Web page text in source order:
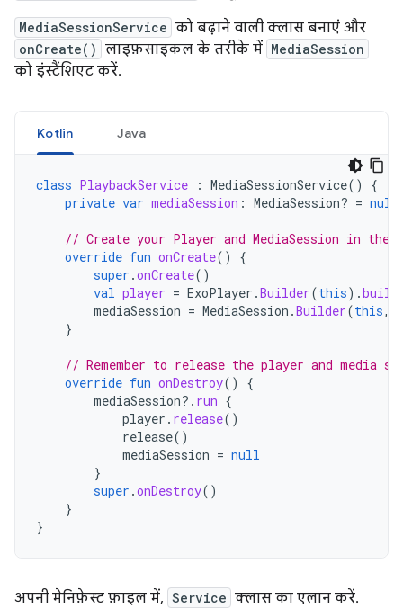
MediaSessionService को बढ़ाने वाली क्लास बनाएं और
onCreate() लाइफ़साइकल के तरीके में MediaSession
को इंस्टैंशिएट करें.
Kotlin Java
class PlaybackService : MediaSessionService()
{
private var mediaSession : MediaSession? = null
// Create your Player and MediaSession in the
override fun onCreate()
{
super .onCreate()
val player = ExoPlayer .Builder(this).build
mediaSession = MediaSession .Builder(this,
}
// Remember to release the player and media
override fun onDestroy()
{
mediaSession?. run {
player . release()
release()
mediaSession = null
}
super .onDestroy()
}
}
अपनी मेनिफ़ेस्ट फ़ाइल में, Service क्लास का एलान करें.